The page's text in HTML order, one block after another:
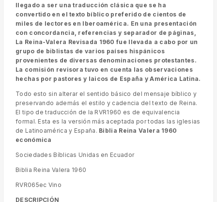
llegado a ser una traducción clásica que se ha
convertido en el texto bíblico preferido de cientos de
miles de lectores en Iberoamérica. En una presentación
con concordancia, referencias y separador de páginas,
La Reina-Valera Revisada 1960 fue llevada a cabo por un
grupo de biblistas de varios países hispánicos
provenientes de diversas denominaciones protestantes.
La comisión revisora tuvo en cuenta las observaciones
hechas por pastores y laicos de España y América Latina.
Todo esto sin alterar el sentido básico del mensaje bíblico y
preservando además el estilo y cadencia del texto de Reina.
El tipo de traducción de la RVR1960 es de equivalencia
formal. Esta es la versión más aceptada por todas las iglesias
de Latinoamérica y España. Biblia Reina Valera 1960
económica
Sociedades Bíblicas Unidas en Ecuador
Biblia Reina Valera 1960
RVR065ec Vino
DESCRIPCIÓN